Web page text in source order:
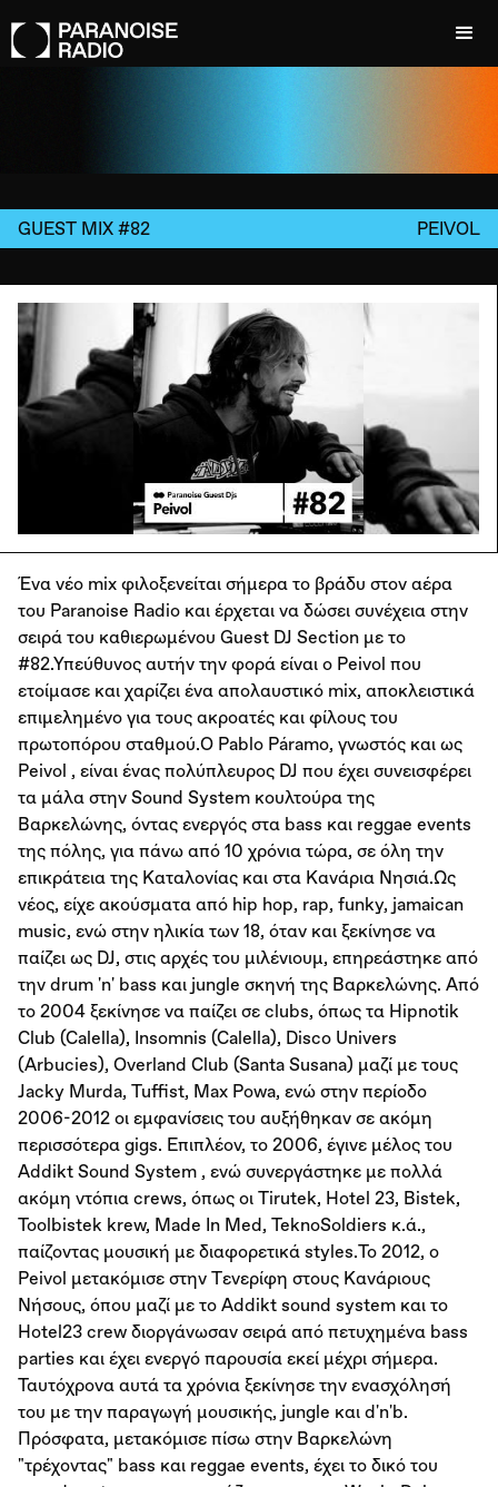
GUEST MIX #82 PEIVOL
Ένα νέο mix φιλοξενείται σήμερα το βράδυ στον αέρα
του Paranoise Radio και έρχεται να δώσει συνέχεια στην
σειρά του καθιερωμένου Guest DJ Section με το
#82.Υπεύθυνος αυτήν την φορά είναι ο Peivol που
ετοίμασε και χαρίζει ένα απολαυστικό mix, αποκλειστικά
επιμελημένο για τους ακροατές και φίλους του
πρωτοπόρου σταθμού.O Pablo Páramo, γνωστός και ως
Peivol , είναι ένας πολύπλευρος DJ που έχει συνεισφέρει
τα μάλα στην Sound System κουλτούρα της
Βαρκελώνης, όντας ενεργός στα bass και reggae events
της πόλης, για πάνω από 10 χρόνια τώρα, σε όλη την
επικράτεια της Καταλονίας και στα Κανάρια Νησιά.Ως
νέος, είχε ακούσματα από hip hop, rap, funky, jamaican
music, ενώ στην ηλικία των 18, όταν και ξεκίνησε να
παίζει ως DJ, στις αρχές του μιλένιουμ, επηρεάστηκε από
την drum 'n' bass και jungle σκηνή της Βαρκελώνης. Από
το 2004 ξεκίνησε να παίζει σε clubs, όπως τα Hipnotik
Club (Calella), Insomnis (Calella), Disco Univers
(Arbucies), Overland Club (Santa Susana) μαζί με τους
Jacky Murda, Tuffist, Max Powa, ενώ στην περίοδο
2006-2012 οι εμφανίσεις του αυξήθηκαν σε ακόμη
περισσότερα gigs. Επιπλέον, το 2006, έγινε μέλος του
Addikt Sound System , ενώ συνεργάστηκε με πολλά
ακόμη ντόπια crews, όπως οι Tirutek, Hotel 23, Bistek,
Toolbistek krew, Made In Med, TeknoSoldiers κ.ά.,
παίζοντας μουσική με διαφορετικά styles.Το 2012, ο
Peivol μετακόμισε στην Tενερίφη στους Κανάριους
Νήσους, όπου μαζί με το Addikt sound system και το
Hotel23 crew διοργάνωσαν σειρά από πετυχημένα bass
parties και έχει ενεργό παρουσία εκεί μέχρι σήμερα.
Ταυτόχρονα αυτά τα χρόνια ξεκίνησε την ενασχόλησή
του με την παραγωγή μουσικής, jungle και d'n'b.
Πρόσφατα, μετακόμισε πίσω στην Βαρκελώνη
"τρέχοντας" bass και reggae events, έχει το δικό του